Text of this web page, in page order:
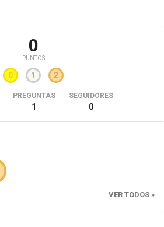
0
PUNTOS
0 1 2
PREGUNTAS
1
SEGUIDORES
0
VER TODOS »